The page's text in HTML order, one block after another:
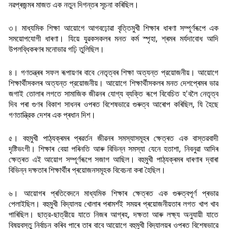
নৱপ্ৰজন্মৰ মাজত এক নতুন দিগন্তৰ সূচনা কৰিছিল।
৩। মাধ্যমিক শিক্ষা আয়োগে আগবঢ়োৱা বৃত্তিমুখী শিক্ষাৰ ধাৰণা সম্পূৰ্ণৰূপে এক
সময়োপযোগী ধাৰণা। যিয়ে যুৱকসকলৰ মনত কৰ্ম স্পৃহা, শ্ৰমৰ মৰ্যদাবোধ আদি
উপলব্ধিকৰণৰ মনোভাৱ গঢ়ি তুলিছিল।
৪। গণতন্ত্ৰৰ সফল ৰূপায়ণৰ বাবে নেতৃত্বৰ শিক্ষা অত্যন্ত প্রয়োজনীয়। আয়োগে
শিক্ষাৰ্থীসকলৰ অত্যন্ত প্রয়োজনীয়। আয়োগে শিক্ষাৰ্থীসকলৰ মনত দেশপ্ৰেমৰ ভাৱ
জগাই তোলাৰ লগতে সামাজিক জীৱনৰ যোগ্য ব্যক্তি ৰূপে বিবেচিত হ'বলৈ নেতৃত্ব
দিব পৰা গুণৰ বিকাশ সাধনৰ ওপৰত বিশেষভাৱে গুৰুত্ব আৰোপ কৰিছিল, যি হৈছে
গণতান্ত্রিক দেশৰ এক প্ৰধান দিশ।
৫। বহুমুখী পাঠ্যক্ৰমৰ প্ৰৱৰ্তন জীৱনৰ সমস্যাসমূহৰ ক্ষেত্ৰত এক বাস্তৱবাদী
দৃষ্টিভংগী। শিক্ষাৰ বেয়া পৰিনতি আৰু বিভিন্ন সমস্যা যেনে হতাশা, নিবনুৱা আদিৰ
ক্ষেত্ৰত এই আয়োগ সম্পূৰ্ণৰূপে সজাগ আছিল। বহুমুখী পাঠ্যক্ৰমৰ ধাৰণাৰ দ্বাৰা
বিভিন্ন দক্ষতাৰ শিক্ষাৰ্থীৰ প্ৰয়োজনসমূহক বিবেচনা কৰা হৈছিল।
৬। আয়োগৰ প্ৰতিবেদনে মাধ্যমিক শিক্ষাৰ ক্ষেত্ৰত এক গুৰুত্বপূৰ্ণ প্ৰভাৱ
পেলাইছিল। বহুমুখী বিদ্যালয় খোলাৰ পৰামৰ্শই সময়ৰ প্ৰয়োজনীয়তাৰ লগত খাপ খাব
পাৰিছিল। ছাত্র-ছাত্রীয়ে যাতে নিজৰ আগ্ৰহ, দক্ষতা আৰু লক্ষ্য অনুযায়ী যাতে
বিষয়বস্তু নির্বাচন কৰিব পাৰে তাৰ বাবে আয়োগেবহুমুখী বিদ্যালয়ৰ ওপৰত বিশেষভাৱে